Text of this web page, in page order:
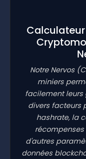
Notre Nervos
miniers
facilement leurs
divers facteurs
hashrate, la
d'autres
données